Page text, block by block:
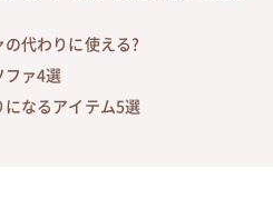
代わりに使える?
ファ4選
なるアイテム5選